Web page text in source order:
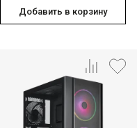
Добавить в корзину